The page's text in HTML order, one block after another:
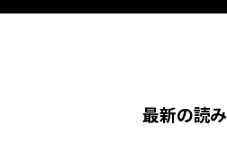
最新の読